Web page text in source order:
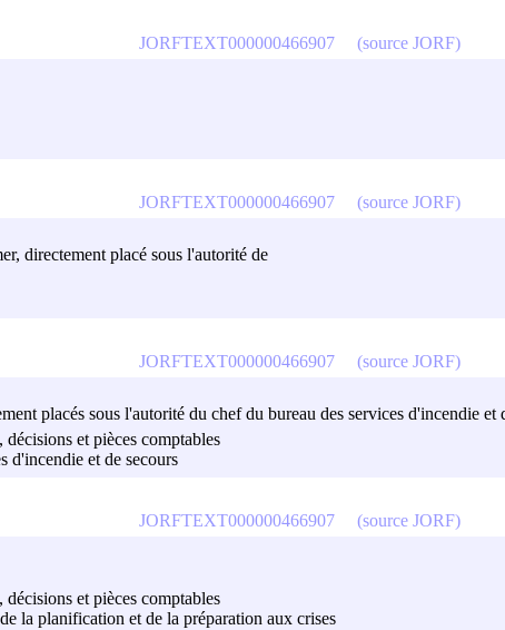
JORFTEXT000000466907 (source JORF)
directement placé sous l'autorité de
JORFTEXT000000466907 (source JORF)
placés sous l'autorité du chef du bureau des services d'incendie et
et pièces comptables
d'incendie et de secours
JORFTEXT000000466907 (source JORF)
et pièces comptables
la planification et de la préparation aux crises
JORFTEXT000000466907 (source JORF)